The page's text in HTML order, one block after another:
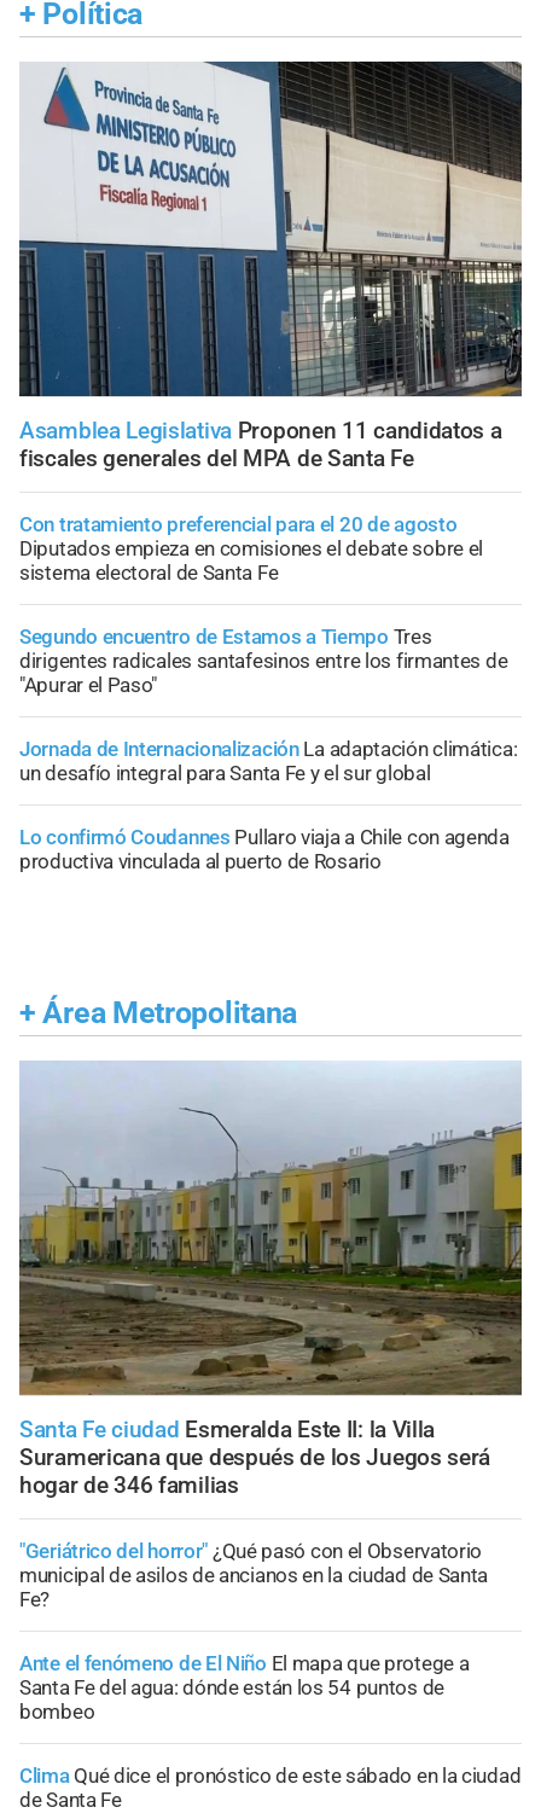
+ Política
Asamblea Legislativa Proponen 11 candidatos a
fiscales generales del MPA de Santa Fe
Con tratamiento preferencial para el 20 de agosto
Diputados empieza en comisiones el debate sobre el
sistema electoral de Santa Fe
Segundo encuentro de Estamos a Tiempo Tres
dirigentes radicales santafesinos entre los firmantes de
"Apurar el Paso"
Jornada de Internacionalización La adaptación climática:
un desafío integral para Santa Fe y el sur global
Lo confirmó Coudannes Pullaro viaja a Chile con agenda
productiva vinculada al puerto de Rosario
+ Área Metropolitana
Santa Fe ciudad Esmeralda Este II: la Villa
Suramericana que después de los Juegos será
hogar de 346 familias
"Geriátrico del horror" ¿Qué pasó con el Observatorio
municipal de asilos de ancianos en la ciudad de Santa
Fe?
Ante el fenómeno de El Niño El mapa que protege a
Santa Fe del agua: dónde están los 54 puntos de
bombeo
Clima Qué dice el pronóstico de este sábado en la ciudad
de Santa Fe